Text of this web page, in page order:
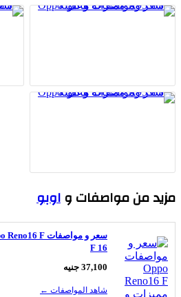
من مواصفات و اوبو
37,100 جنيه
شاهد المواصفات ←